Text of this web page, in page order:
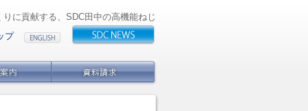
りに貢献する、SDC田中の高機能ねじ
プ